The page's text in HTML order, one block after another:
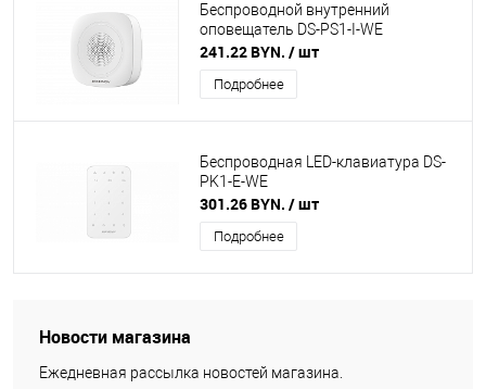
Беспроводной внутренний
оповещатель DS-PS1-I-WE
241.22 BYN. / шт
Подробнее
Беспроводная LED-клавиатура DS-
PK1-E-WE
301.26 BYN. / шт
Подробнее
Новости магазина
Ежедневная рассылка новостей магазина.